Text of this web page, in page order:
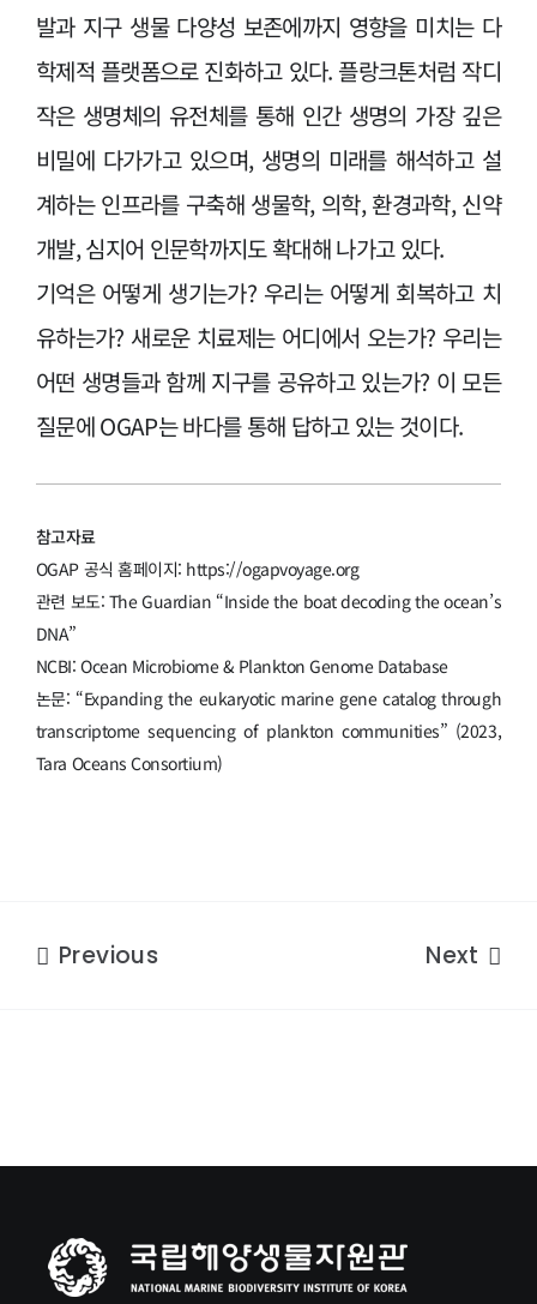
발과 지구 생물 다양성 보존에까지 영향을 미치는 다
학제적 플랫폼으로 진화하고 있다. 플랑크톤처럼 작디
작은 생명체의 유전체를 통해 인간 생명의 가장 깊은
비밀에 다가가고 있으며, 생명의 미래를 해석하고 설
계하는 인프라를 구축해 생물학, 의학, 환경과학, 신약
개발, 심지어 인문학까지도 확대해 나가고 있다.
기억은 어떻게 생기는가? 우리는 어떻게 회복하고 치
유하는가? 새로운 치료제는 어디에서 오는가? 우리는
어떤 생명들과 함께 지구를 공유하고 있는가? 이 모든
질문에 OGAP는 바다를 통해 답하고 있는 것이다.
참고자료
OGAP 공식 홈페이지: https://ogapvoyage.org
관련 보도: The Guardian “Inside the boat decoding the ocean’s
DNA”
NCBI: Ocean Microbiome & Plankton Genome Database
논문: “Expanding the eukaryotic marine gene catalog through
transcriptome sequencing of plankton communities” (2023,
Tara Oceans Consortium)
Previous Next